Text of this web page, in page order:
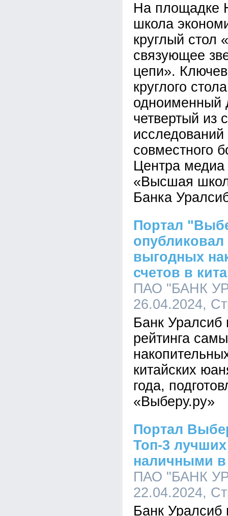
На площадке
школа
круглый стол
связующее
цепи».
круглого
одноименный
четвертый из
совместного
Центра
«Высшая
Банка
Портал
выгодных
счетов в
ПАО "БАНК
26.04.2024,
Банк
рейтинга
китайских
года,
«Выберу.ру»
Портал
Топ-3
наличными в
ПАО "БАНК
22.04.2024,
Банк